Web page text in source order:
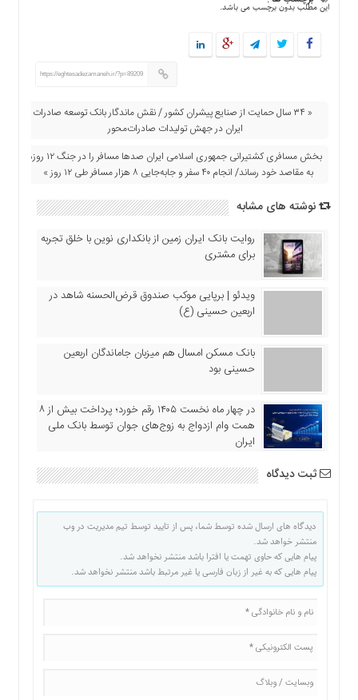
این مطلب بدون برچسب می باشد.
https://eghtesadezamaneh.ir/?p=89209
« ۳۴ سال حمایت از صنایع پیشران کشور / نقش ماندگار بانک توسعه صادرات
ایران در جهش تولیدات صادرات‌محور
بخش مسافری کشتیرانی جمهوری اسلامی ایران صد‌ها مسافر را در جنگ ۱۲ روزه
به مقاصد خود رساند/ انجام ۴۰ سفر و جا‌به‌جایی ۸ هزار مسافر طی ۱۲ روز »
نوشته های مشابه
روایت بانک ایران زمین از بانکداری نوین با خلق تجربه
برای مشتری
ویدئو | برپایی موکب صندوق قرض‌الحسنه شاهد در
اربعین حسینی (ع)
بانک مسکن امسال هم میزبان جاماندگان اربعین
حسینی بود
در چهار ماه نخست ۱۴۰۵ رقم خورد؛ پرداخت بیش از ۸
همت وام ازدواج به زوج‌های جوان توسط بانک ملی
ایران
ثبت دیدگاه
دیدگاه های ارسال شده توسط شما، پس از تایید توسط تیم مدیریت در وب
منتشر خواهد شد.
پیام هایی که حاوی تهمت یا افترا باشد منتشر نخواهد شد.
پیام هایی که به غیر از زبان فارسی یا غیر مرتبط باشد منتشر نخواهد شد.